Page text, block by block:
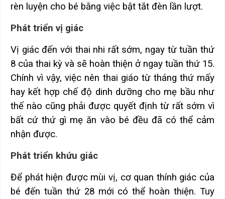
rèn luyện cho bé bằng việc bật tắt đèn lần lượt.
Phát triển vị giác
Vị giác đến với thai nhi rất sớm, ngay từ tuần thứ
8 của thai kỳ và sẽ hoàn thiện ở ngay tuần thứ 15.
Chính vì vậy, việc nên thai giáo từ tháng thứ mấy
hay kết hợp chế độ dinh dưỡng cho mẹ bầu như
thế nào cũng phải được quyết định từ rất sớm vì
bất cứ thứ gì mẹ ăn vào bé đều đã có thể cảm
nhận được.
Phát triển khứu giác
Để phát hiện được mùi vị, cơ quan thính giác của
bé đến tuần thứ 28 mới có thể hoàn thiện. Tuy